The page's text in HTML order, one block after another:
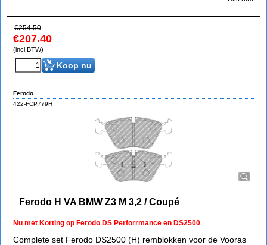
€254.50
€207.40
(incl BTW)
Koop nu
Ferodo
422-FCP779H
Ferodo H VA BMW Z3 M 3,2 / Coupé
Nu met Korting op Ferodo DS Perforrmance en DS2500
Complete set Ferodo DS2500 (H) remblokken voor de Vooras